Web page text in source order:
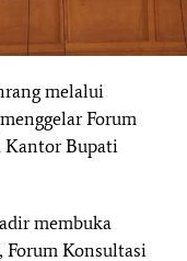
melalui
Forum
Kantor Bupati
membuka
Forum Konsultasi